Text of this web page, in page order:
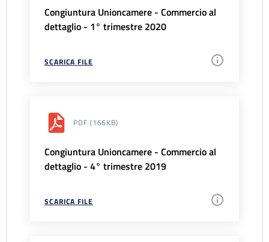
Congiuntura Unioncamere - Commercio al
dettaglio - 1° trimestre 2020
SCARICA FILE
PDF (166KB)
Congiuntura Unioncamere - Commercio al
dettaglio - 4° trimestre 2019
SCARICA FILE